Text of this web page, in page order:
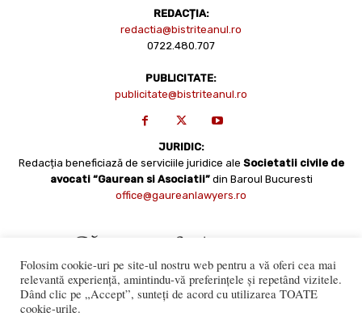
REDACȚIA:
redactia@bistriteanul.ro
0722.480.707
PUBLICITATE:
publicitate@bistriteanul.ro
JURIDIC:
Redacția beneficiază de serviciile juridice ale Societatii civile de
avocati “Gaurean si Asociatii” din Baroul Bucuresti
office@gaureanlawyers.ro
Folosim cookie-uri pe site-ul nostru web pentru a vă oferi cea mai
relevantă experiență, amintindu-vă preferințele și repetând vizitele.
Dând clic pe „Accept”, sunteți de acord cu utilizarea TOATE
cookie-urile.